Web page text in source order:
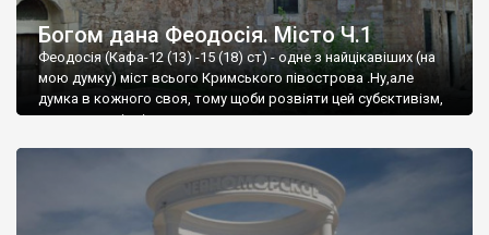
Богом дана Феодосія. Місто Ч.1
Феодосія (Кафа-12 (13) -15 (18) ст) - одне з найцікавіших (на
мою думку) міст всього Кримського півострова .Ну,але
думка в кожного своя, тому щоби розвіяти цей субєктивізм,
запрошую відвідати це